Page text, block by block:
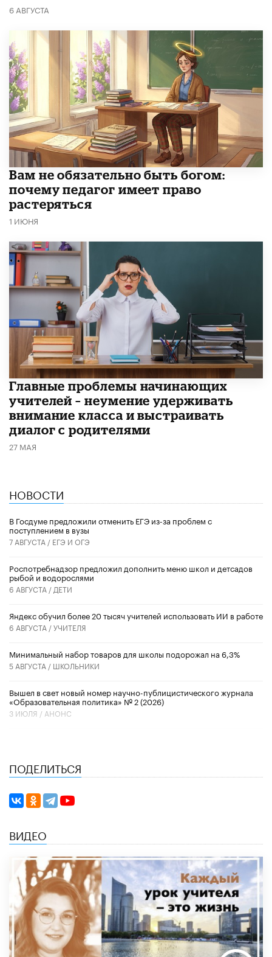
6 АВГУСТА
​Вам не обязательно быть богом:
почему педагог имеет право
растеряться
1 ИЮНЯ
Главные проблемы начинающих
учителей – неумение удерживать
внимание класса и выстраивать
диалог с родителями
27 МАЯ
НОВОСТИ
В Госдуме предложили отменить ЕГЭ из-за проблем с
поступлением в вузы
7 АВГУСТА / ЕГЭ И ОГЭ
Роспотребнадзор предложил дополнить меню школ и детсадов
рыбой и водорослями
6 АВГУСТА / ДЕТИ
​Яндекс обучил более 20 тысяч учителей использовать ИИ в работе
6 АВГУСТА /УЧИТЕЛЯ
Минимальный набор товаров для школы подорожал на 6,3%
5 АВГУСТА / ШКОЛЬНИКИ
Вышел в свет новый номер научно-публицистического журнала
«Образовательная политика» № 2 (2026)
3 ИЮЛЯ / АНОНС
ПОДЕЛИТЬСЯ
ВИДЕО